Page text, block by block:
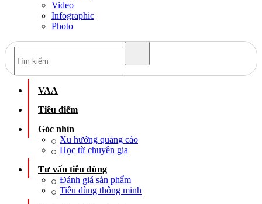
Video
Infographic
Photo
VAA
Tiêu điểm
Góc nhìn
Xu hướng quảng cáo
Học từ chuyên gia
Tư vấn tiêu dùng
Đánh giá sản phẩm
Tiêu dùng thông minh